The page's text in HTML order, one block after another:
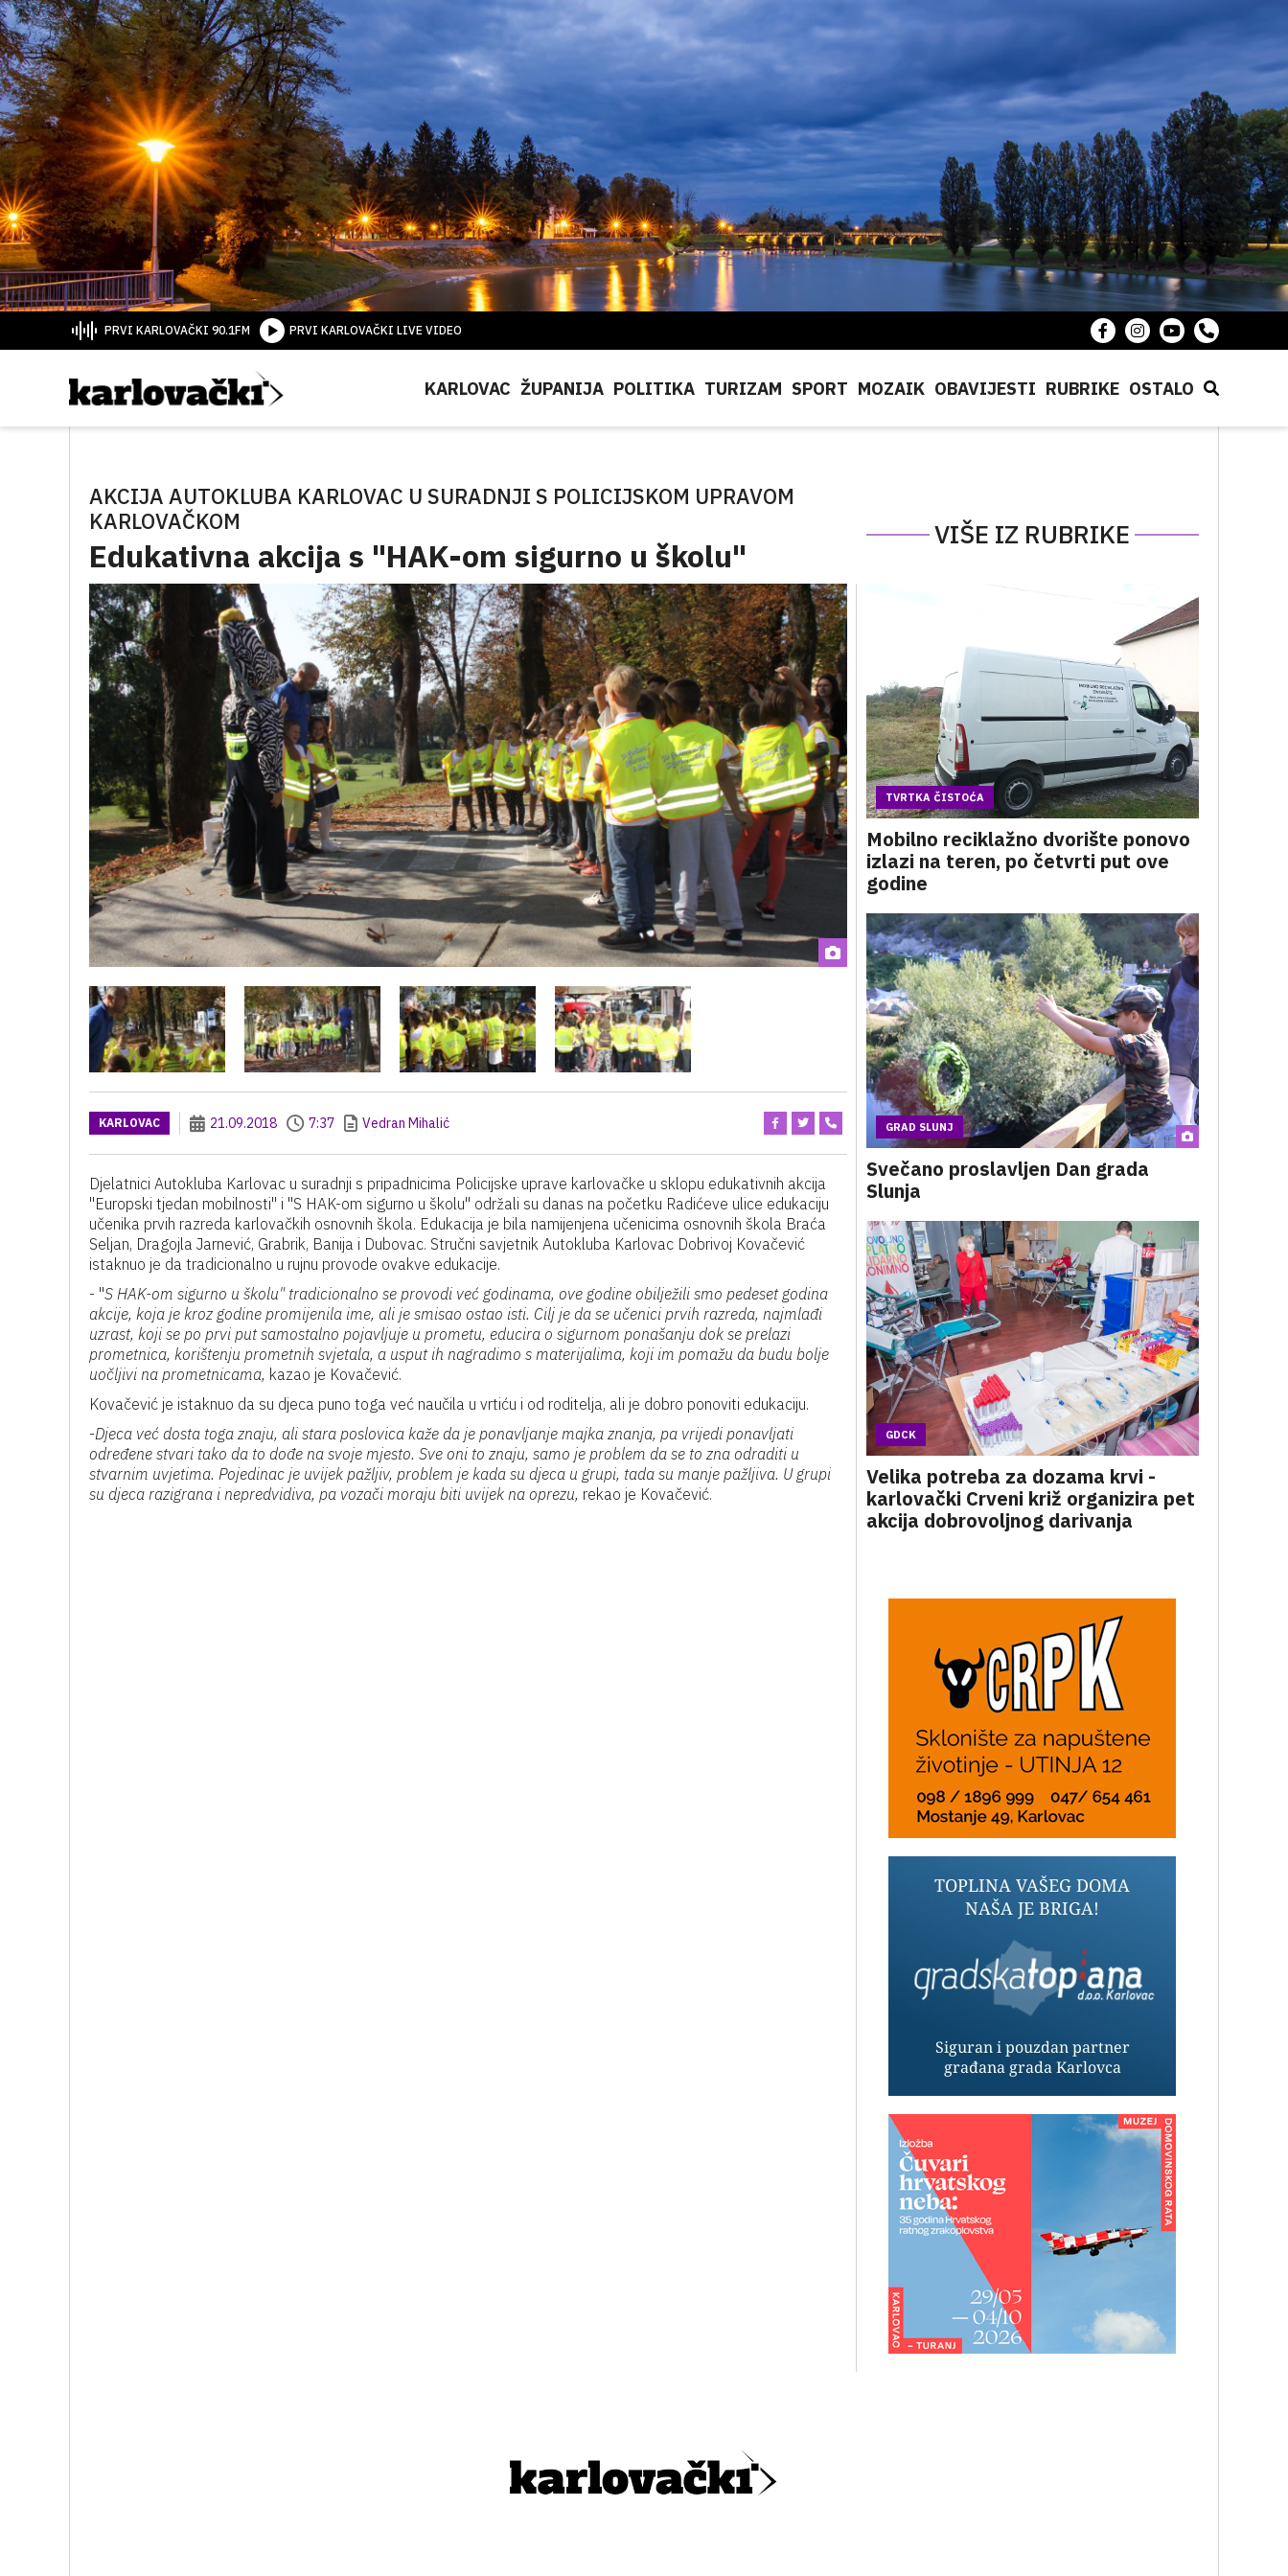
PRVI KARLOVAČKI 90.1FM PRVI KARLOVAČKI LIVE VIDEO
KARLOVAC ŽUPANIJA POLITIKA TURIZAM SPORT MOZAIK OBAVIJESTI RUBRIKE OSTALO
AKCIJA AUTOKLUBA KARLOVAC U SURADNJI S POLICIJSKOM UPRAVOM
KARLOVAČKOM
Edukativna akcija s "HAK-om sigurno u školu"
VIŠE IZ RUBRIKE
KARLOVAC 21.09.2018 7:37 Vedran Mihalić
Djelatnici Autokluba Karlovac u suradnji s pripadnicima Policijske uprave karlovačke u sklopu edukativnih akcija
"Europski tjedan mobilnosti" i "S HAK-om sigurno u školu" održali su danas na početku Radićeve ulice edukaciju
učenika prvih razreda karlovačkih osnovnih škola. Edukacija je bila namijenjena učenicima osnovnih škola Braća
Seljan, Dragojla Jarnević, Grabrik, Banija i Dubovac. Stručni savjetnik Autokluba Karlovac Dobrivoj Kovačević
istaknuo je da tradicionalno u rujnu provode ovakve edukacije.
- "S HAK-om sigurno u školu" tradicionalno se provodi već godinama, ove godine obilježili smo pedeset godina
akcije, koja je kroz godine promijenila ime, ali je smisao ostao isti. Cilj je da se učenici prvih razreda, najmlađi
uzrast, koji se po prvi put samostalno pojavljuje u prometu, educira o sigurnom ponašanju dok se prelazi
prometnica, korištenju prometnih svjetala, a usput ih nagradimo s materijalima, koji im pomažu da budu bolje
uočljivi na prometnicama, kazao je Kovačević.
Kovačević je istaknuo da su djeca puno toga već naučila u vrtiću i od roditelja, ali je dobro ponoviti edukaciju.
-Djeca već dosta toga znaju, ali stara poslovica kaže da je ponavljanje majka znanja, pa vrijedi ponavljati
određene stvari tako da to dođe na svoje mjesto. Sve oni to znaju, samo je problem da se to zna odraditi u
stvarnim uvjetima. Pojedinac je uvijek pažljiv, problem je kada su djeca u grupi, tada su manje pažljiva. U grupi
su djeca razigrana i nepredvidiva, pa vozači moraju biti uvijek na oprezu, rekao je Kovačević.
TVRTKA ČISTOĆA
Mobilno reciklažno dvorište ponovo
izlazi na teren, po četvrti put ove
godine
GRAD SLUNJ
Svečano proslavljen Dan grada
Slunja
GDCK
Velika potreba za dozama krvi -
karlovački Crveni križ organizira pet
akcija dobrovoljnog darivanja